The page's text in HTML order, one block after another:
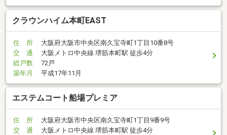
クラウンハイム本町EAST
住 所
大阪府大阪市中央区南久宝寺町1丁目10番8号
交 通
大阪メトロ中央線 堺筋本町駅 徒歩4分
総戸数
72戸
築年月
平成17年11月
エステムコート船場プレミア
住 所
大阪府大阪市中央区南久宝寺町1丁目9番9号
交 通
大阪メトロ中央線 堺筋本町駅 徒歩4分